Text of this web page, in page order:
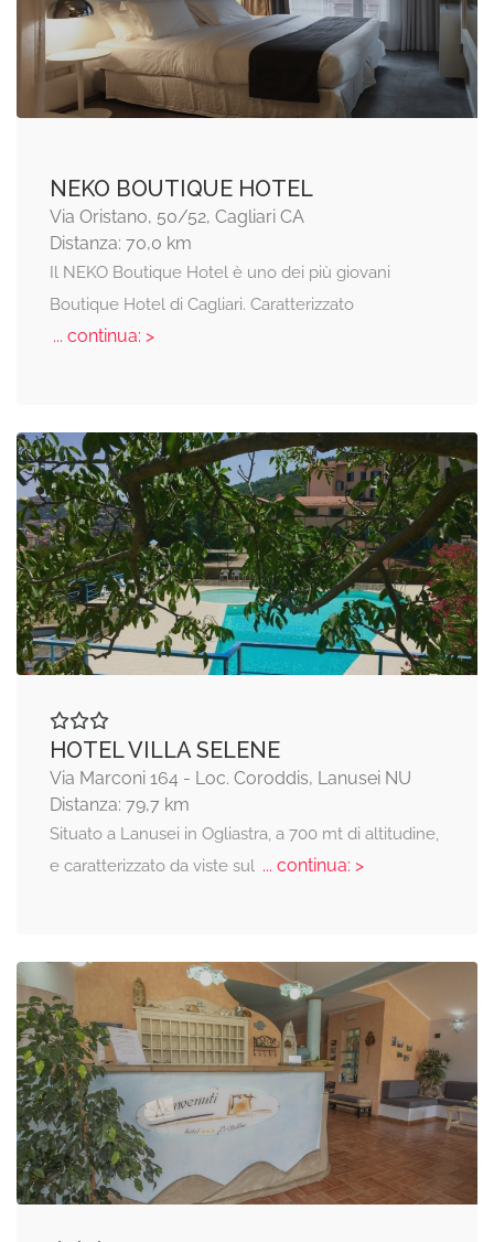
NEKO BOUTIQUE HOTEL
Via Oristano, 50/52, Cagliari CA
Distanza: 70,0 km
Il NEKO Boutique Hotel è uno dei più giovani
Boutique Hotel di Cagliari. Caratterizzato
... continua: >
HOTEL VILLA SELENE
Via Marconi 164 - Loc. Coroddis, Lanusei NU
Distanza: 79,7 km
Situato a Lanusei in Ogliastra, a 700 mt di altitudine,
e caratterizzato da viste sul... continua: >